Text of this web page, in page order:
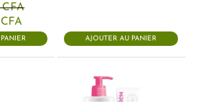
CFA
CFA
prix
actuel
36.500 CFA.34.675
AJOUTER AU PANIER